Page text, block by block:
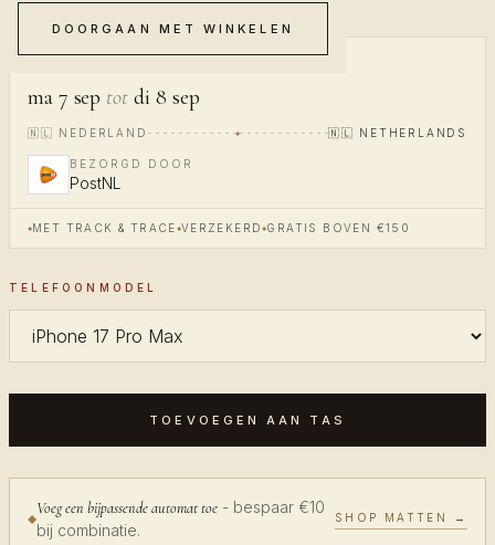
DOORGAAN MET WINKELEN
ma 7 sep tot di 8 sep
🇳🇱 NEDERLAND 🇳🇱 NETHERLANDS
BEZORGD DOOR
PostNL
MET TRACK & TRACE VERZEKERD GRATIS BOVEN €150
TELEFOONMODEL
TOEVOEGEN AAN TAS
Voeg een bijpassende automat toe - bespaar €10
bij combinatie.
SHOP MATTEN →